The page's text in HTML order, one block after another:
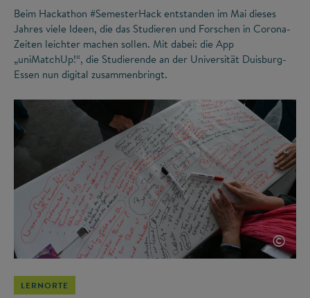
Beim Hackathon #SemesterHack entstanden im Mai dieses
Jahres viele Ideen, die das Studieren und Forschen in Corona-
Zeiten leichter machen sollen. Mit dabei: die App
„uniMatchUp!“, die Studierende an der Universität Duisburg-
Essen nun digital zusammenbringt.
©
LERNORTE